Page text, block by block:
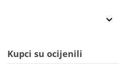
Kupci su ocijenili